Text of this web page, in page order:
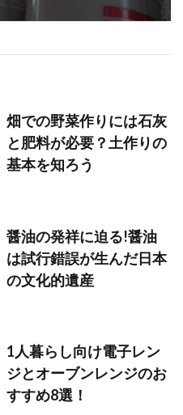
畑での野菜作りには石灰
と肥料が必要？土作りの
基本を知ろう
醤油の発祥に迫る!醤油
は試行錯誤が生んだ日本
の文化的遺産
1人暮らし向け電子レン
ジとオーブンレンジのお
すすめ8選！